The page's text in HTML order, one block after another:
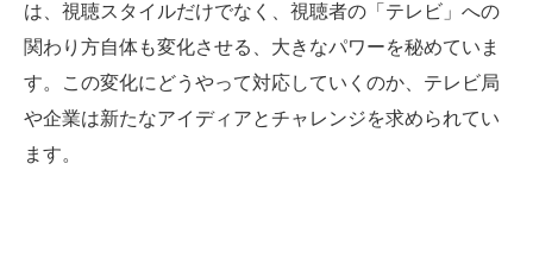
は、視聴スタイルだけでなく、視聴者の「テレビ」への
関わり方自体も変化させる、大きなパワーを秘めていま
す。この変化にどうやって対応していくのか、テレビ局
や企業は新たなアイディアとチャレンジを求められてい
ます。